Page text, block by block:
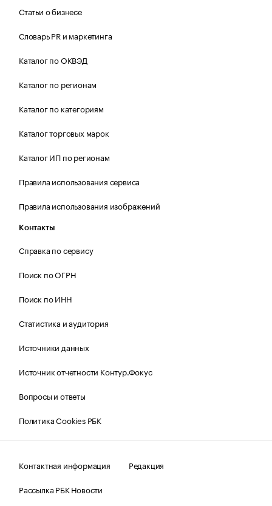
Статьи о бизнесе
Словарь PR и маркетинга
Каталог по ОКВЭД
Каталог по регионам
Каталог по категориям
Каталог торговых марок
Каталог ИП по регионам
Правила использования сервиса
Правила использования изображений
Контакты
Справка по сервису
Поиск по ОГРН
Поиск по ИНН
Статистика и аудитория
Источники данных
Источник отчетности Контур.Фокус
Вопросы и ответы
Политика Cookies РБК
Контактная информация
Редакция
Рассылка РБК Новости